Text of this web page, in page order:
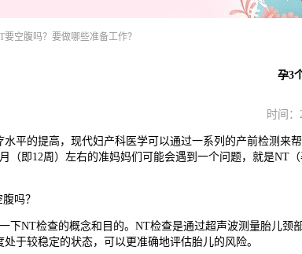
要空腹吗？要做哪些准备工作？
孕3
时间
的提高，现代妇产科医学可以通过一系列的产前检测来
（即12周）左右的准妈妈们可能会遇到一个问题，就是
吗？
NT检查的概念和目的。NT检查是通过超声波测量胎儿颈
于较稳定的状态，可以更准确地评估胎儿的风险。